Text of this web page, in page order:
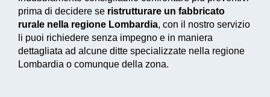
prima di decidere se ristrutturare un fabbricato
rurale nella regione Lombardia, con il nostro servizio
li puoi richiedere senza impegno e in maniera
dettagliata ad alcune ditte specializzate nella regione
Lombardia o comunque della zona.